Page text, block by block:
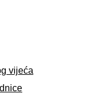
vijeća